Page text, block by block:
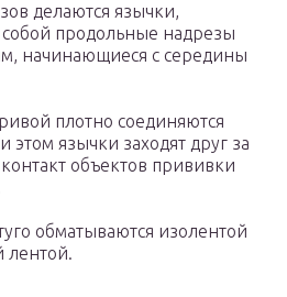
делаются язычки,
продольные надрезы
начинающиеся с середины
плотно соединяются
этом язычки заходят друг за
контакт объектов прививки
обматываются изолентой
лентой.